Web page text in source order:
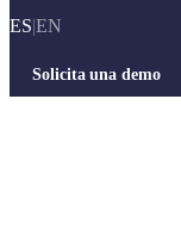
ES|EN
Solicita una demo